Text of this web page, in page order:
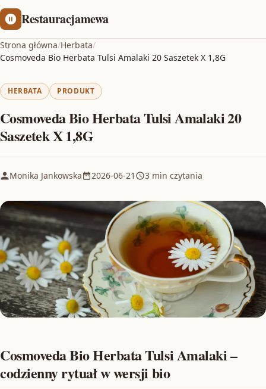
Restauracjamewa
Strona główna/Herbata/
Cosmoveda Bio Herbata Tulsi Amalaki 20 Saszetek X 1,8G
HERBATA PRODUKT
Cosmoveda Bio Herbata Tulsi Amalaki 20
Saszetek X 1,8G
Monika Jankowska 2026-06-21 3 min czytania
Cosmoveda Bio Herbata Tulsi Amalaki –
codzienny rytuał w wersji bio